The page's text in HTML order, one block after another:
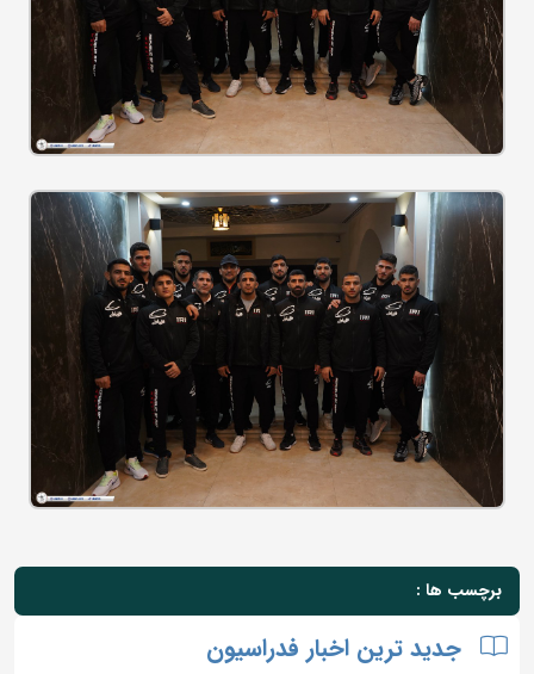
برچسب ها :
جدید ترین اخبار فدراسیون